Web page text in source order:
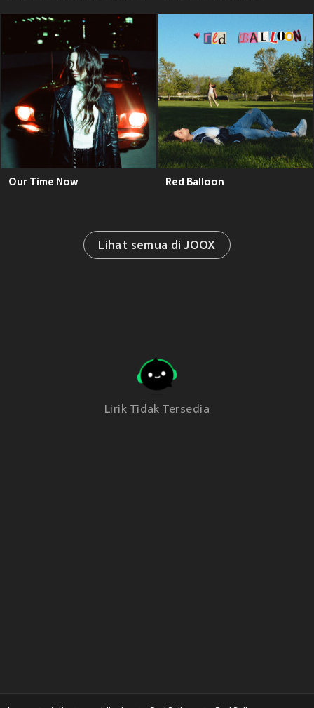
Our Time Now Red Balloon
Lihat semua di JOOX
Lirik Tidak Tersedia